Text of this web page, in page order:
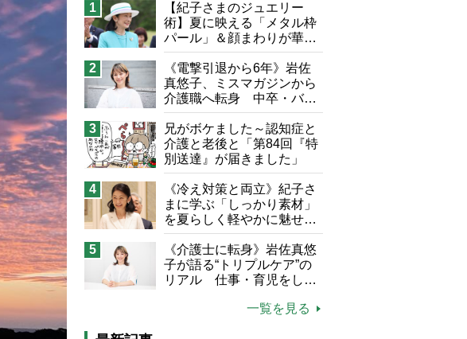
息子の遠距離介護サバイバル術
兄がボケました
便利なサービス
予防法
1
【紀子さまのジュエリー
術】夏に映える「メタル枠
パール」＆顔まわりが華や
ぐ「揺れる一粒」の使い分
け方
2
《電撃引退から6年》岩佐
真悠子、ミスマガジンから
介護職へ転身 中卒・バイ
ト経験ゼロの彼女が見つけ
た“居場所”「社会の役に立
ちながら自分らしくいられ
る」
3
兄がボケました～認知症と
介護と老後と「第84回『特
別送達』が届きました」
4
《冷え対策と両立》紀子さ
まに学ぶ「しっかり素材」
を夏らしく軽やかに魅せる
3つの着こなし法則
5
《介護士に転身》岩佐真悠
子が語る“トリプルケア”の
リアル 仕事・育児をしな
て介護 プロだから言える
一覧を見る